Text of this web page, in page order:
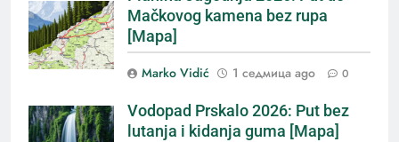
Mačkovog kamena bez rupa
[Mapa]
Marko Vidić 1 седмица ago 0
Vodopad Prskalo 2026: Put bez
lutanja i kidanja guma [Mapa]